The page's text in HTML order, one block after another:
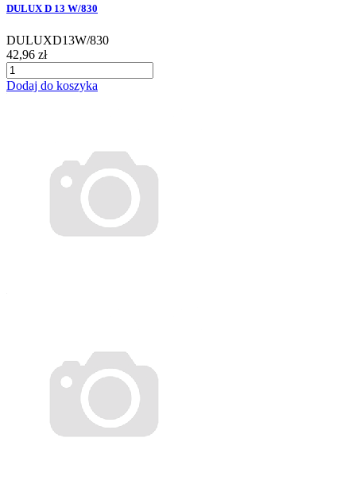
DULUX D 13 W/830
DULUXD13W/830
42,96 zł
Dodaj do koszyka